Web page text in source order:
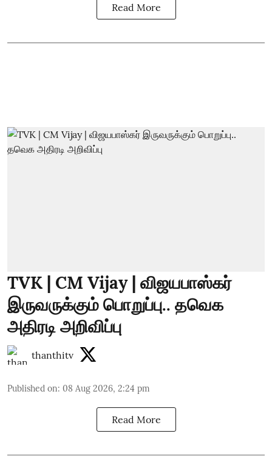
Read More
TVK | CM Vijay | விஜயபாஸ்கர்
இருவருக்கும் பொறுப்பு.. தவெக
அதிரடி அறிவிப்பு
thanthitv
Published on: 08 Aug 2026, 2:24 pm
Read More